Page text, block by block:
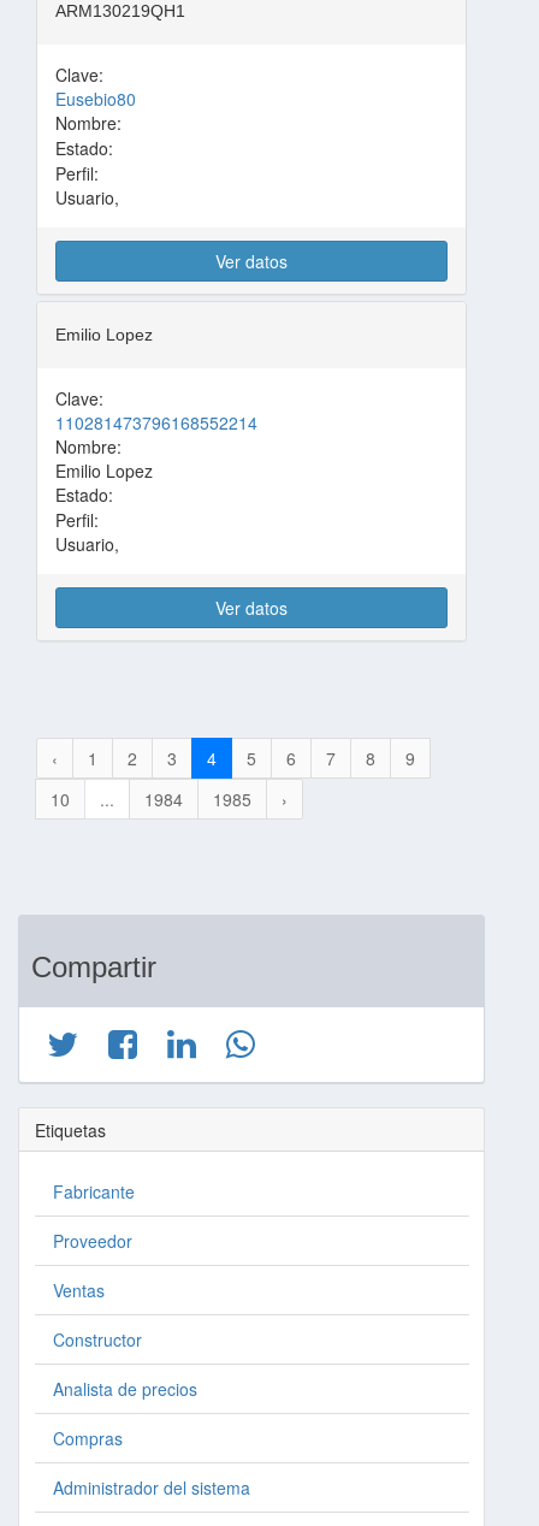
ARM130219QH1
Clave:
Eusebio80
Nombre:
Estado:
Perfil:
Usuario,
Ver datos
Emilio Lopez
Clave:
110281473796168552214
Nombre:
Emilio Lopez
Estado:
Perfil:
Usuario,
Ver datos
‹ 1 2 3 4 5 6 7 8
9
10
... 1984 1985 ›
Compartir
Etiquetas
Fabricante
Proveedor
Ventas
Constructor
Analista de precios
Compras
Administrador del sistema